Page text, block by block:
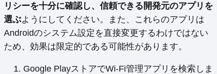
リシーを十分に確認し、信頼できる開発元のアプリを
選ぶようにしてください。また、これらのアプリは
Androidのシステム設定を直接変更するわけではない
ため、効果は限定的である可能性があります。
Google PlayストアでWi-Fi管理アプリを検索しま